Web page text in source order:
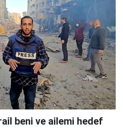
beni ve ailemi hedef